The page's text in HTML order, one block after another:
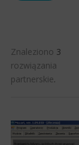
Znaleziono 3
rozwiązania
partnerskie.